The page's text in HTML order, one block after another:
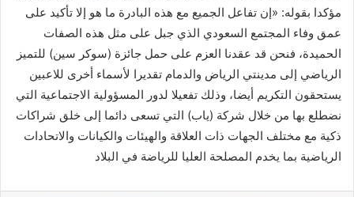
مؤكدا بقوله: «إن تفاعل الجميع مع هذه البادرة ما هو إلا تأكيد على
عمق وفاء ‏المجتمع السعودي الذي جبل على مثل هذه الصفات
الحميدة، فنحن قد عقدنا العزم على ‏حمل جائزة (سوكر سين) للتميز
الرياضي إلى مدينتي الرياض والدمام تقديرا لأسماء ‏أخرى للاعبين
يستحقون التكريم أيضا، وذلك تفعيلا لدور المسؤولية الاجتماعية التي
‏نضطلع بها من خلال شركة (ياب) التي تسعى دائما إلى خلق شراكات
ذكية مع مختلف ‏الجهات ذات العلاقة والهيئات والكيانات والاتحادات
الرياضية بما يخدم المصلحة العليا ‏للرياضة في البلاد